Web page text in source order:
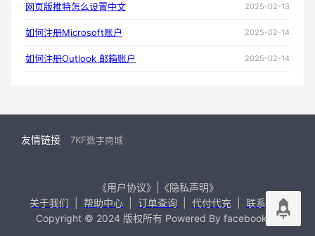
网页版推特怎么设置中文 2025-02-13
如何注册Microsoft账户 2025-02-14
如何注册Outlook 邮箱账户 2025-02-14
友情链接 7KF数字商城
《用户协议》|《隐私声明》
关于我们
帮助中心 订单查询 代付代充
联系我们
Copyright © 2024 版权所有 Powered By facebook99